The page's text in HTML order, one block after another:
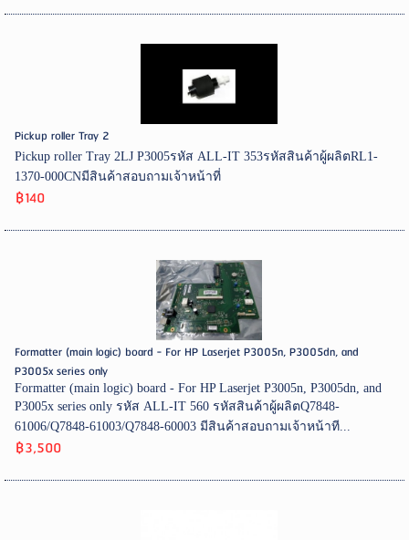
Pickup roller Tray 2
Pickup roller Tray 2LJ P3005รหัส ALL-IT 353รหัสสินค้าผู้ผลิตRL1-
1370-000CNมีสินค้าสอบถามเจ้าหน้าที่
฿140
Formatter (main logic) board - For HP Laserjet P3005n, P3005dn, and
P3005x series only
Formatter (main logic) board - For HP Laserjet P3005n, P3005dn, and
P3005x series only รหัส ALL-IT 560 รหัสสินค้าผู้ผลิตQ7848-
61006/Q7848-61003/Q7848-60003 มีสินค้าสอบถามเจ้าหน้าที...
฿3,500